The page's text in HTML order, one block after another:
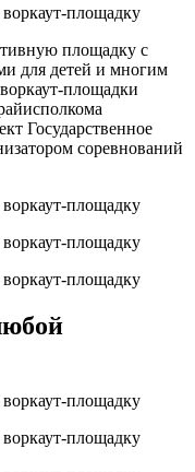
площадку с
для детей и многим
площадки
Государственное
соревнований